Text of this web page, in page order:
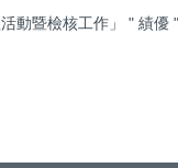
動暨檢核工作」 " 績